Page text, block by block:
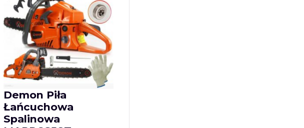
Demon Piła
Łańcuchowa
Spalinowa